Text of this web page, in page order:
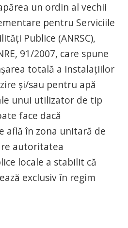
un ordin al vechii
pentru Serviciile
Publice (ANRSC),
91/2007, care spune
totală a instalaţiilor
şi/sau pentru apă
unui utilizator de tip
face dacă
află în zona unitară de
autoritatea
locale a stabilit că
exclusiv în regim